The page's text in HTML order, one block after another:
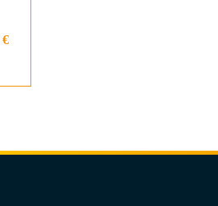
€Aktueller
ist: